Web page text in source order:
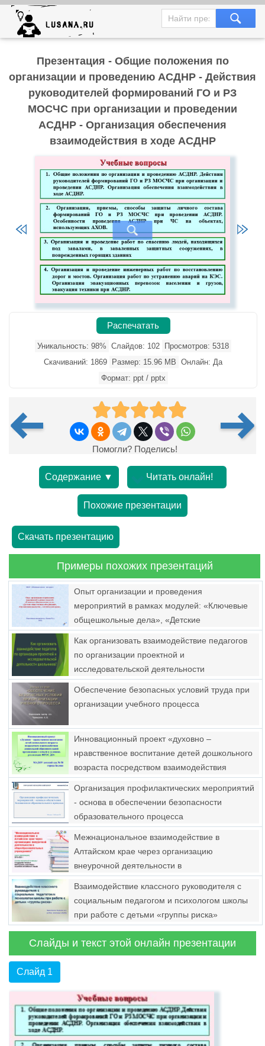
Презентация - Общие положения по
организации и проведению АСДНР - Действия
руководителей формирований ГО и РЗ
МОСЧС при организации и проведении
АСДНР - Организация обеспечения
взаимодействия в ходе АСДНР
Распечатать
Уникальность: 98% Слайдов: 102
Просмотров: 5318
Скачиваний: 1869
Размер: 15.96 MB Онлайн: Да
Формат: ppt / pptx
Помогли? Поделись!
Содержание ▼ Читать онлайн!
Похожие презентации
Скачать презентацию
Примеры похожих презентаций
Опыт организации и проведения
мероприятий в рамках модулей: «Ключевые
общешкольные дела», «Детские
предметно – эстетической среды»
Как организовать взаимодействие педагогов
по организации проектной и
исследовательской деятельности
Обеспечение безопасных условий труда при
организации учебного процесса
Инновационный проект «духовно –
нравственное воспитание детей дошкольного
возраста посредством взаимодействия
семьёй в условиях реализации ФГОС»
Организация профилактических мероприятий
- основа в обеспечении безопасности
образовательного процесса
Межнациональное взаимодействие в
Алтайском крае через организацию
внеурочной деятельности в
Взаимодействие классного руководителя с
социальным педагогом и психологом школы
при работе с детьми «группы риска»
Слайды и текст этой онлайн презентации
Слайд 1